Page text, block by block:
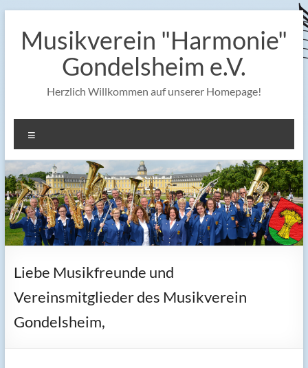
Inhalt
springen
Musikverein "Harmonie"
Gondelsheim e.V.
Herzlich Willkommen auf unserer Homepage!
Liebe Musikfreunde und
Vereinsmitglieder des Musikverein
Gondelsheim,